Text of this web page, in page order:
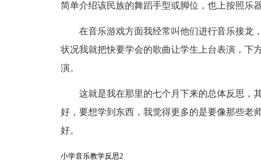
简单介绍该民族的舞蹈手型或脚位，也上按照乐
在音乐游戏方面我经常叫他们进行音乐接龙
状况我就把快要学会的歌曲让学生上台表演，下
演。
这就是我在那里的七个月下来的总体反思，
好，要想学到东西，我觉得更多的是要像那些老
好。
小学音乐教学反思2